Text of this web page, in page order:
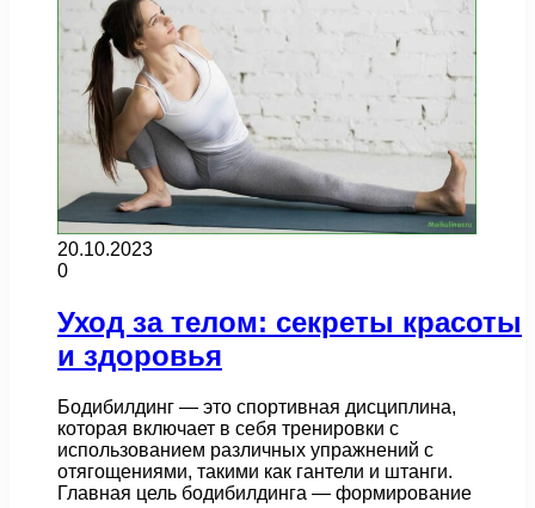
20.10.2023
0
Уход за телом: секреты красоты
и здоровья
Бодибилдинг — это спортивная дисциплина,
которая включает в себя тренировки с
использованием различных упражнений с
отягощениями, такими как гантели и штанги.
Главная цель бодибилдинга — формирование